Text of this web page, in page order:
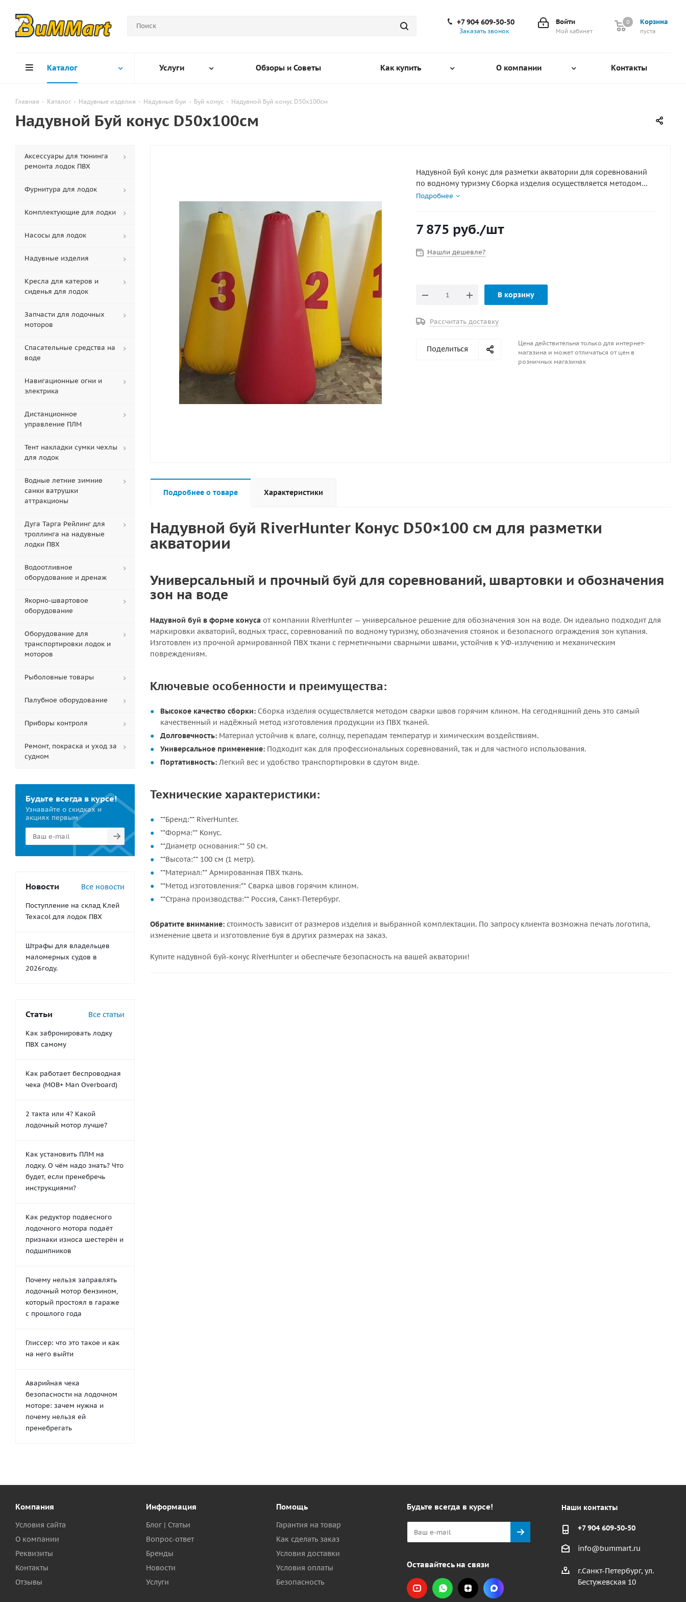
Корзина
0
пуста
0
Войти
Мой кабинет
+7 904 609-50-50
Заказать звонок
Каталог Услуги Обзоры и Советы Как купить О компании Контакты
Главная - Каталог - Надувные изделия - Надувные буи - Буй конус - Надувной Буй конус D50х100см
Надувной Буй конус D50х100см
Надувной Буй конус для разметки акватории для соревнований
по водному туризму Сборка изделия осуществляется методом
сварки швов горячим клином. На сегодняшний день это самый
Подробнее
7 875 руб./шт
Нашли дешевле?
В корзину
Рассчитать доставку
Поделиться
Цена действительна только для интернет-
магазина и может отличаться от цен в
розничных магазинах
Подробнее о товаре Характеристики
Надувной буй RiverHunter Конус D50×100 см для разметки
акватории
Универсальный и прочный буй для соревнований, швартовки и обозначения
зон на воде
Надувной буй в форме конуса от компании RiverHunter — универсальное решение для обозначения зон на воде. Он идеально подходит для
маркировки акваторий, водных трасс, соревнований по водному туризму, обозначения стоянок и безопасного ограждения зон купания.
Изготовлен из прочной армированной ПВХ ткани с герметичными сварными швами, устойчив к УФ-излучению и механическим
повреждениям.
Ключевые особенности и преимущества:
Высокое качество сборки: Сборка изделия осуществляется методом сварки швов горячим клином. На сегодняшний день это самый
качественный и надёжный метод изготовления продукции из ПВХ тканей.
Долговечность: Материал устойчив к влаге, солнцу, перепадам температур и химическим воздействиям.
Универсальное применение: Подходит как для профессиональных соревнований, так и для частного использования.
Портативность: Легкий вес и удобство транспортировки в сдутом виде.
Технические характеристики:
**Бренд:** RiverHunter.
**Форма:** Конус.
**Диаметр основания:** 50 см.
**Высота:** 100 см (1 метр).
**Материал:** Армированная ПВХ ткань.
**Метод изготовления:** Сварка швов горячим клином.
**Страна производства:** Россия, Санкт-Петербург.
Обратите внимание: стоимость зависит от размеров изделия и выбранной комплектации. По запросу клиента возможна печать логотипа,
изменение цвета и изготовление буя в других размерах на заказ.
Купите надувной буй-конус RiverHunter и обеспечьте безопасность на вашей акватории!
Аксессуары для тюнинга
ремонта лодок ПВХ
Фурнитура для лодок
Комплектующие для лодки
Насосы для лодок
Надувные изделия
Кресла для катеров и
сиденья для лодок
Запчасти для лодочных
моторов
Спасательные средства на
воде
Навигационные огни и
электрика
Дистанционное
управление ПЛМ
Тент накладки сумки чехлы
для лодок
Водные летние зимние
санки ватрушки
аттракционы
Дуга Тарга Рейлинг для
троллинга на надувные
лодки ПВХ
Водоотливное
оборудование и дренаж
Якорно-швартовое
оборудование
Оборудование для
транспортировки лодок и
моторов
Рыболовные товары
Палубное оборудование
Приборы контроля
Ремонт, покраска и уход за
судном
Будьте всегда в курсе!
Узнавайте о скидках и
акциях первым
Новости Все новости
Поступление на склад Клей
Texacol для лодок ПВХ
Штрафы для владельцев
маломерных судов в
2026году.
Статьи Все статьи
Как забронировать лодку
ПВХ самому
Как работает беспроводная
чека (MOB+ Man Overboard)
2 такта или 4? Какой
лодочный мотор лучше?
Как установить ПЛМ на
лодку. О чём надо знать? Что
будет, если пренебречь
инструкциями?
Как редуктор подвесного
лодочного мотора подаёт
признаки износа шестерён и
подшипников
Почему нельзя заправлять
лодочный мотор бензином,
который простоял в гараже
с прошлого года
Глиссер: что это такое и как
на него выйти
Аварийная чека
безопасности на лодочном
моторе: зачем нужна и
почему нельзя ей
пренебрегать
Компания
Условия сайта
О компании
Реквизиты
Контакты
Отзывы
Информация
Блог | Статьи
Вопрос-ответ
Бренды
Новости
Услуги
Помощь
Гарантия на товар
Как сделать заказ
Условия доставки
Условия оплаты
Безопасность
Будьте всегда в курсе!
Оставайтесь на связи
Наши контакты
+7 904 609-50-50
info@bummart.ru
г.Санкт-Петербург, ул.
Бестужевская 10